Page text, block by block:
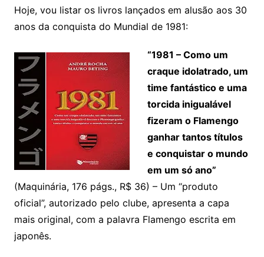
Hoje, vou listar os livros lançados em alusão aos 30
anos da conquista do Mundial de 1981:
“1981 – Como um
craque idolatrado, um
time fantástico e uma
torcida inigualável
fizeram o Flamengo
ganhar tantos títulos
e conquistar o mundo
em um só ano”
(Maquinária, 176 págs., R$ 36) – Um “produto
oficial”, autorizado pelo clube, apresenta a capa
mais original, com a palavra Flamengo escrita em
japonês.